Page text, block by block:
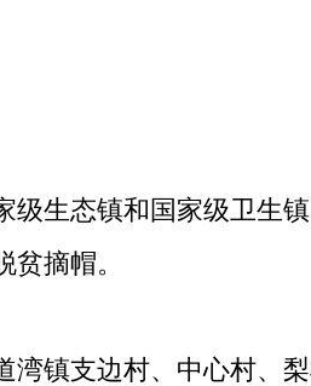
态镇和国家级卫生镇
贫摘帽。
镇支边村、中心村、梨